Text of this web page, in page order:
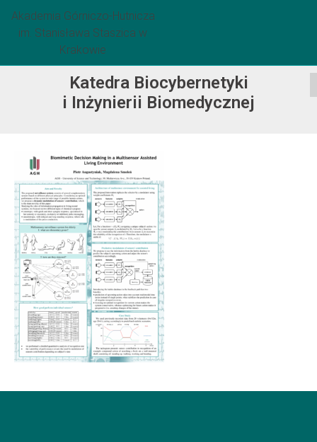
Akademia Górniczo-Hutnicza
im. Stanisława Staszica w
Krakowie
Katedra Biocybernetyki
i Inżynierii Biomedycznej